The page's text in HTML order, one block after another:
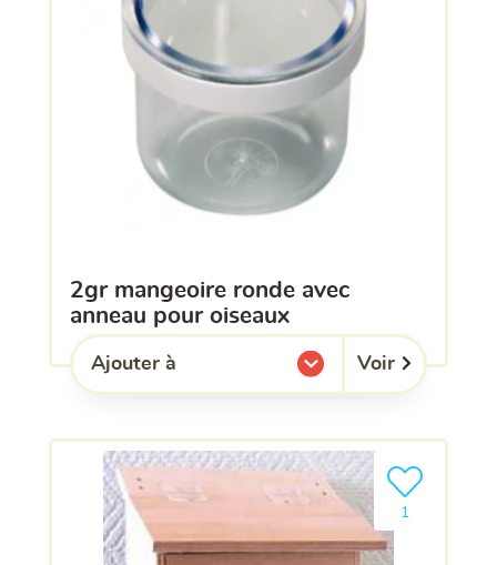
2gr mangeoire ronde avec
anneau pour oiseaux
Ajouter à
l'une de mes listes. Voir
1
Ajouter le